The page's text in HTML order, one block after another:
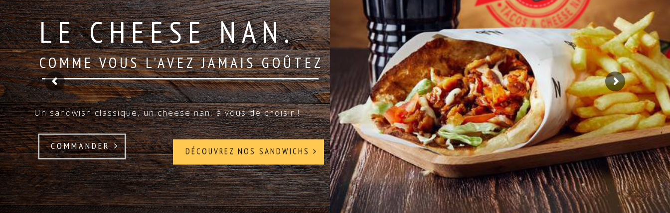
LE CHEESE NAN.
COMME VOUS L'AVEZ JAMAIS GOÛTEZ
Un sandwish classique, un cheese nan, à vous de choisir !
COMMANDER DÉCOUVREZ NOS SANDWICHS